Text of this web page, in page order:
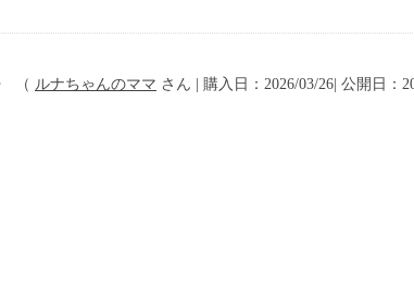
（ ルナちゃんのママ さん | 購入日：2026/03/26| 公開日：